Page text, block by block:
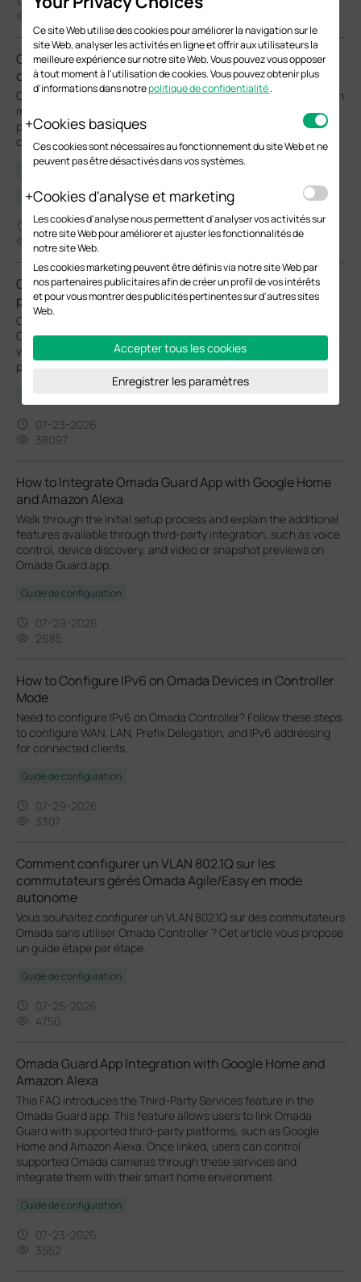
Comment configurer un VLAN 802.1Q sur les
commutateurs Omada en mode contrôleur
Configurer les VLAN IEEE 802.1Q sur les commutateurs Omada en
mode contrôleur à l'aide de liaisons montantes balisées et de
ports clients non balisés afin d'assurer une segmentation
correcte du réseau.
FAQ
VLAN
08-05-2026
28485
Comment configurer le DNS du réseau local sur la
passerelle Omada en mode contrôleur
Configurer le DNS du réseau local (LAN) sur le contrôleur
Omada, créer des enregistrements IP, CNAME et FORWARD,
vérifier la résolution DNS à l'aide de nslookup et résoudre les
problèmes de configuration courants.
Guide de configuration
07-23-2026
38097
How to Integrate Omada Guard App with Google Home
and Amazon Alexa
Walk through the initial setup process and explain the additional
features available through third-party integration, such as voice
control, device discovery, and video or snapshot previews on
Omada Guard app.
Guide de configuration
07-29-2026
2685
How to Configure IPv6 on Omada Devices in Controller
Mode
Need to configure IPv6 on Omada Controller? Follow these steps
to configure WAN, LAN, Prefix Delegation, and IPv6 addressing
for connected clients.
Guide de configuration
07-29-2026
3307
Comment configurer un VLAN 802.1Q sur les
commutateurs gérés Omada Agile/Easy en mode
autonome
Vous souhaitez configurer un VLAN 802.1Q sur des commutateurs
Omada sans utiliser Omada Controller ? Cet article vous propose
un guide étape par étape.
Guide de configuration
07-25-2026
4750
Omada Guard App Integration with Google Home and
Amazon Alexa
This FAQ introduces the Third-Party Services feature in the
Omada Guard app. This feature allows users to link Omada
Guard with supported third-party platforms, such as Google
Home and Amazon Alexa. Once linked, users can control
supported Omada cameras through these services and
integrate them with their smart home environment.
Guide de configuration
07-23-2026
3552
Ce site Web utilise des cookies pour améliorer la navigation sur le
site Web, analyser les activités en ligne et offrir aux utilisateurs la
meilleure expérience sur notre site Web. Vous pouvez vous opposer
à tout moment à l'utilisation de cookies. Vous pouvez obtenir plus
d'informations dans notrepolitique de confidentialité.
Cookies basiques
Ces cookies sont nécessaires au fonctionnement du site Web et ne
peuvent pas être désactivés dans vos systèmes.
Cookies d'analyse et marketing
Les cookies d'analyse nous permettent d'analyser vos activités sur
notre site Web pour améliorer et ajuster les fonctionnalités de
notre site Web.
Les cookies marketing peuvent être définis via notre site Web par
nos partenaires publicitaires afin de créer un profil de vos intérêts
et pour vous montrer des publicités pertinentes sur d'autres sites
Web.
Accepter tous les cookies
Enregistrer les paramètres